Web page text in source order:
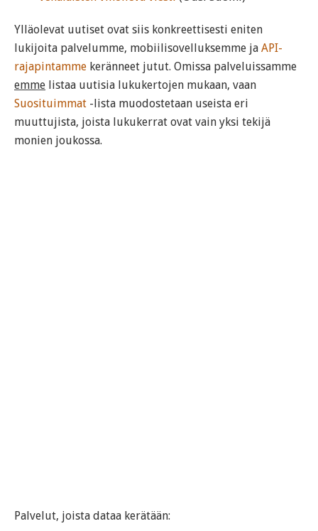
Ylläolevat uutiset ovat siis konkreettisesti eniten
lukijoita palvelumme, mobiilisovelluksemme ja API-
rajapintamme keränneet jutut. Omissa palveluissamme
emme listaa uutisia lukukertojen mukaan, vaan
Suosituimmat -lista muodostetaan useista eri
muuttujista, joista lukukerrat ovat vain yksi tekijä
monien joukossa.
Palvelut, joista dataa kerätään: